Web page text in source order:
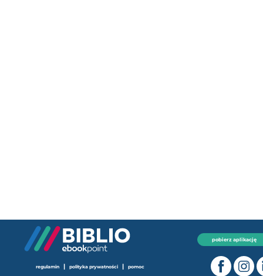
pobierz aplikację
regulamin | polityka prywatności | pomoc